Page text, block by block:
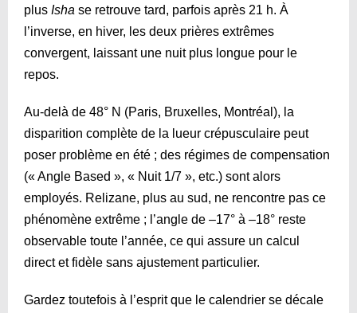
plus Isha se retrouve tard, parfois après 21 h. À
l’inverse, en hiver, les deux prières extrêmes
convergent, laissant une nuit plus longue pour le
repos.
Au-delà de 48° N (Paris, Bruxelles, Montréal), la
disparition complète de la lueur crépusculaire peut
poser problème en été ; des régimes de compensation
(« Angle Based », « Nuit 1/7 », etc.) sont alors
employés. Relizane, plus au sud, ne rencontre pas ce
phénomène extrême ; l’angle de –17° à –18° reste
observable toute l’année, ce qui assure un calcul
direct et fidèle sans ajustement particulier.
Gardez toutefois à l’esprit que le calendrier se décale